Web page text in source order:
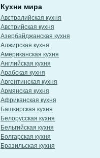
Кухни мира
Австралийская кухня
Австрийская кухня
Азербайджанская кухня
Алжирская кухня
Американская кухня
Английская кухня
Арабская кухня
Аргентинская кухня
Армянская кухня
Африканская кухня
Башкирская кухня
Белорусская кухня
Бельгийская кухня
Болгарская кухня
Бразильская кухня